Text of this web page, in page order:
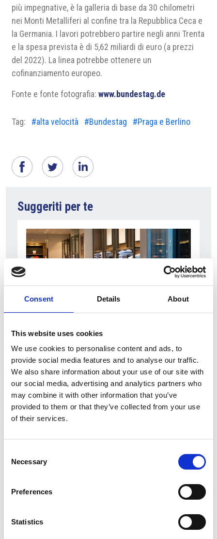
Consent Details About
This website uses cookies
We use cookies to personalise content and ads, to
provide social media features and to analyse our traffic.
We also share information about your use of our site with
our social media, advertising and analytics partners who
may combine it with other information that you’ve
provided to them or that they’ve collected from your use
of their services.
Selection
Necessary
Preferences
Statistics
più impegnative, è la galleria di base da 30 chilometri
nei Monti Metalliferi al confine tra la Repubblica Ceca e
la Germania. I lavori potrebbero partire negli anni Trenta
e la spesa prevista è di 5,62 miliardi di euro (a prezzi
del 2022). La linea potrebbe ottenere un
cofinanziamento europeo.
Fonte e fonte fotografia: www.bundestag.de
Tag: #alta velocità #Bundestag #Praga e Berlino
Suggeriti per te
5 Agosto 2026
Il commercio retail continua con una crescita
dinamica
Overview Economica
Repubblica Ceca